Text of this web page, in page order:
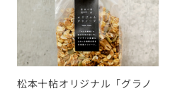
松本十帖オリジナル「グラノ